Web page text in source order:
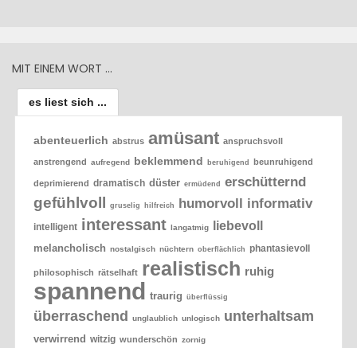
MIT EINEM WORT …
es liest sich ...
abenteuerlich abstrus amüsant anspruchsvoll
anstrengend aufregend beklemmend beruhigend beunruhigend
deprimierend dramatisch düster ermüdend erschütternd
gefühlvoll gruselig hilfreich humorvoll informativ
intelligent interessant langatmig liebevoll
melancholisch nostalgisch nüchtern oberflächlich phantasievoll
philosophisch rätselhaft realistisch ruhig
spannend traurig überflüssig
überraschend unglaublich unlogisch unterhaltsam
verwirrend witzig wunderschön zornig